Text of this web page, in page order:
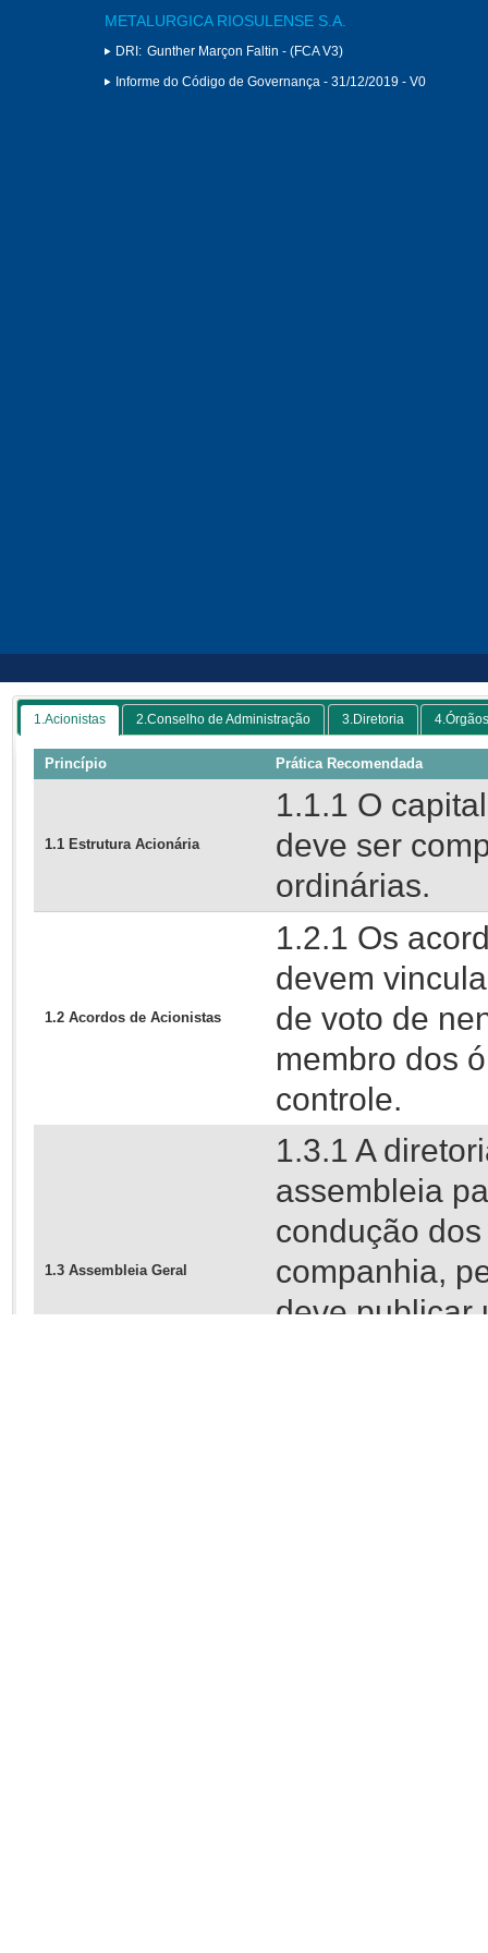
METALURGICA RIOSULENSE S.A.
DRI: Gunther Marçon Faltin - (FCA V3)
Informe do Código de Governança - 31/12/2019 - V0